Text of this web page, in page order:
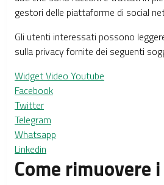
gestori delle piattaforme di social
Gli utenti interessati possono
sulla privacy fornite dei seguenti
Widget Video Youtube
Facebook
Twitter
Telegram
Whatsapp
Linkedin
Come rimuovere